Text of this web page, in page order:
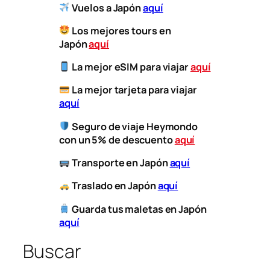
Vuelos a Japónaquí
Los mejores tours en
Japónaquí
La mejor eSIM para viajaraquí
La mejor tarjeta para viajar
aquí
Seguro de viaje Heymondo
con un 5% de descuentoaquí
​Transporteen Japónaquí
​Traslado en Japónaquí
Guarda tus maletas en Japón
aquí
Buscar